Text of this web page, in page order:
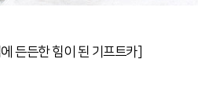
든든한 힘이 된 기프트카]